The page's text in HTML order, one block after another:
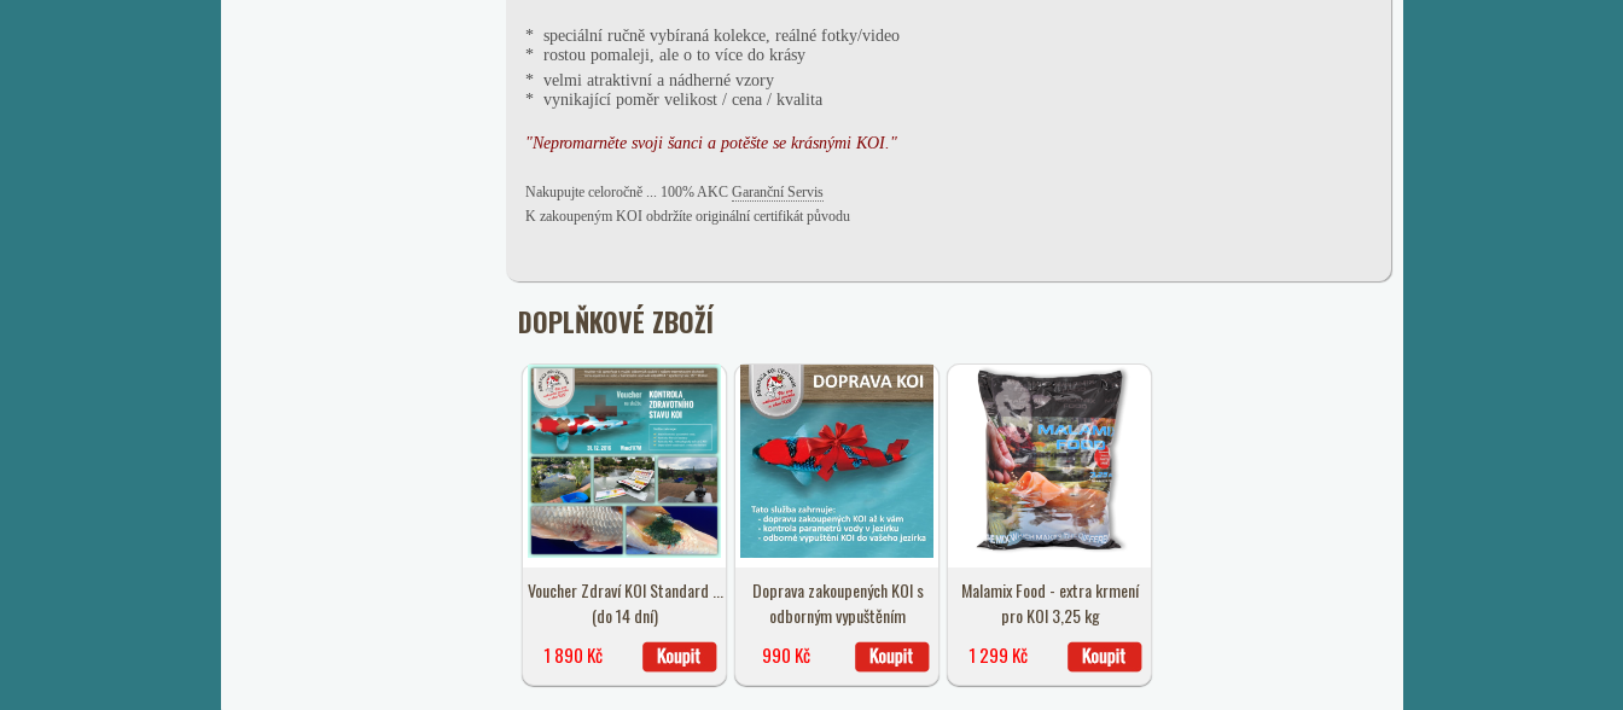
* speciální ručně vybíraná kolekce, reálné fotky/video
* rostou pomaleji, ale o to více do krásy
* velmi atraktivní a nádherné vzory
* vynikající poměr velikost / cena / kvalita
"Nepromarněte svoji šanci a potěšte se krásnými KOI."
Nakupujte celoročně ... 100% AKC Garanční Servis
K zakoupeným KOI obdržíte originální certifikát původu
DOPLŇKOVÉ ZBOŽÍ
Voucher Zdraví KOI Standard ...
(do 14 dní)
1 890 Kč
Doprava zakoupených KOI s
odborným vypuštěním
990 Kč
Malamix Food - extra krmení
pro KOI 3,25 kg
1 299 Kč